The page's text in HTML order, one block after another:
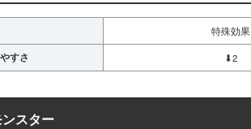
特殊効果
すさ ⬇2
スター